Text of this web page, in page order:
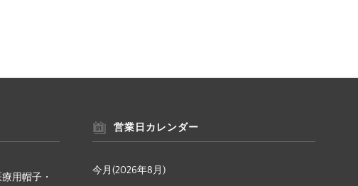
用帽子・
営業日カレンダー
今月(2026年8月)